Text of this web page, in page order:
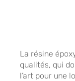
La résine
qualités, qui
l’art pour une